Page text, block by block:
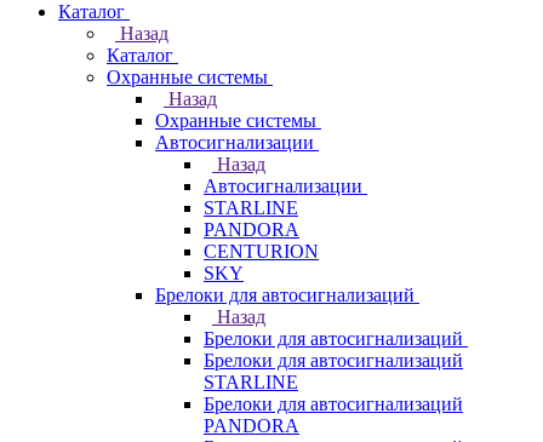
Каталог
Назад
Каталог
Охранные системы
Назад
Охранные системы
Автосигнализации
Назад
Автосигнализации
STARLINE
PANDORA
CENTURION
SKY
Брелоки для автосигнализаций
Назад
Брелоки для автосигнализаций
Брелоки для автосигнализаций
STARLINE
Брелоки для автосигнализаций
PANDORA